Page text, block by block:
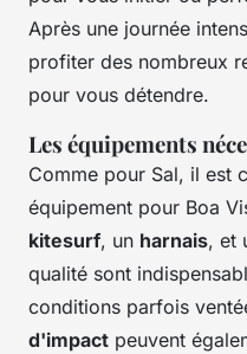
Après une journée
profiter des nombreux
pour vous détendre.
Les équipements
Comme pour Sal, il est
équipement pour Boa
kitesurf, un harnais, et
qualité sont
conditions parfois
d'impact peuvent